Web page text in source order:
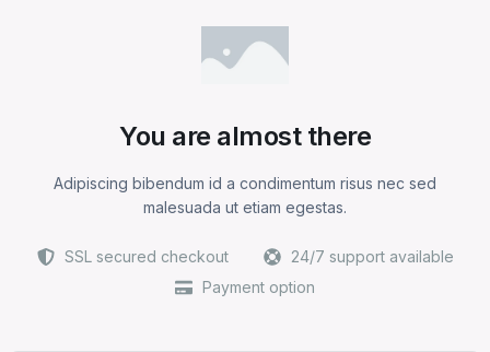
You are almost there
Adipiscing bibendum id a condimentum risus nec sed
malesuada ut etiam egestas.
SSL secured checkout
24/7 support available
Payment option